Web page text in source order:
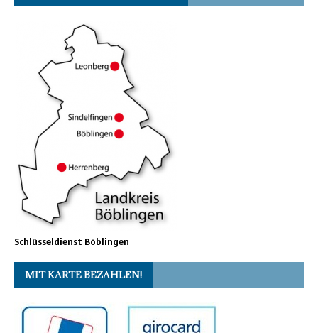
Schlüsseldienst Böblingen
MIT KARTE BEZAHLEN!